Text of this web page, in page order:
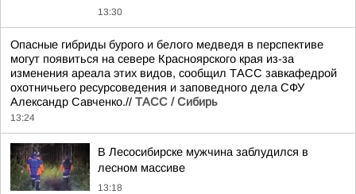
13:30
Опасные гибриды бурого и белого медведя в перспективе
могут появиться на севере Красноярского края из-за
изменения ареала этих видов, сообщил ТАСС завкафедрой
охотничьего ресурсоведения и заповедного дела СФУ
Александр Савченко.// ТАСС / Сибирь
13:24
В Лесосибирске мужчина заблудился в
лесном массиве
13:18